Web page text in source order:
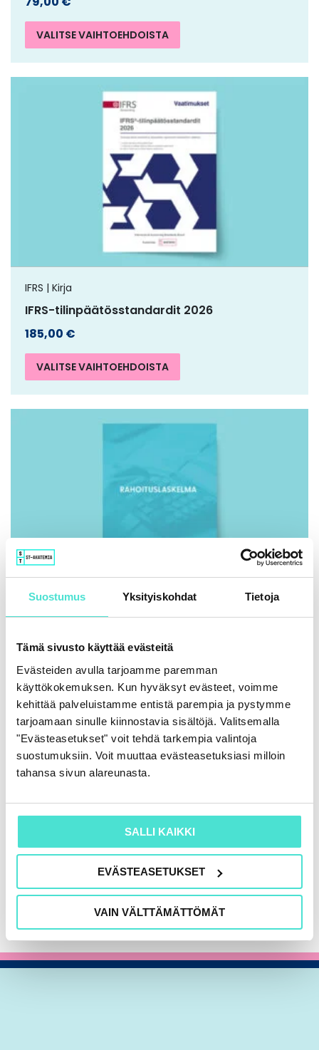
Suostumus Yksityiskohdat Tietoja
Tämä sivusto käyttää evästeitä
Evästeiden avulla tarjoamme paremman
käyttökokemuksen. Kun hyväksyt evästeet, voimme
kehittää palveluistamme entistä parempia ja pystymme
tarjoamaan sinulle kiinnostavia sisältöjä. Valitsemalla
"Evästeasetukset" voit tehdä tarkempia valintoja
suostumuksiin. Voit muuttaa evästeasetuksiasi milloin
tahansa sivun alareunasta.
SALLI KAIKKI
EVÄSTEASETUKSET
VAIN VÄLTTÄMÄTTÖMÄT
VALITSE VAIHTOEHDOISTA
IFRS | Kirja
IFRS-tilinpäätösstandardit 2026
185,00 €
VALITSE VAIHTOEHDOISTA
IFRS | Kirja
Rahoituslaskelma
86,00€ (+ alv)
LISÄÄ OSTOSKORIIN
KAIKKI KIRJAT